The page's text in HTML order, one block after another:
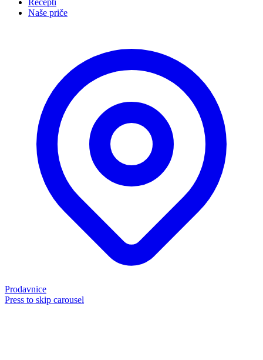
Recepti
Naše priče
Prodavnice
Press to skip carousel